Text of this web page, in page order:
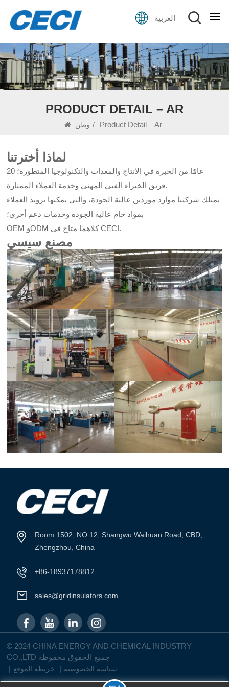
العربية
PRODUCT DETAIL – AR
وطن / Product Detail – Ar
لماذا أخترتنا
20 عامًا من الخبرة في الإنتاج والمعدات والتكنولوجيا المتطورة؛
فريق الخبراء الفني المهني وخدمة العملاء الممتازة.
تمتلك شركتنا موارد موردين عالية الجودة، والتي يمكنها تزويد العملاء
بمواد خام عالية الجودة وخدمات دعم أخرى؛
OEM وODM كلاهما متاح في CECI.
مصنع سيسي
Room 1502, NO.12, Shangwu Waihuan Road, CBD,
Zhengzhou, China
+86-18937178812
sales@gridinsulators.com
© 2024 CHINA ENERGY AND CHEMICAL INDUSTRY
CO.,LTD جميع الحقوق محفوظة
| خريطة الموقع | سياسة الخصوصية